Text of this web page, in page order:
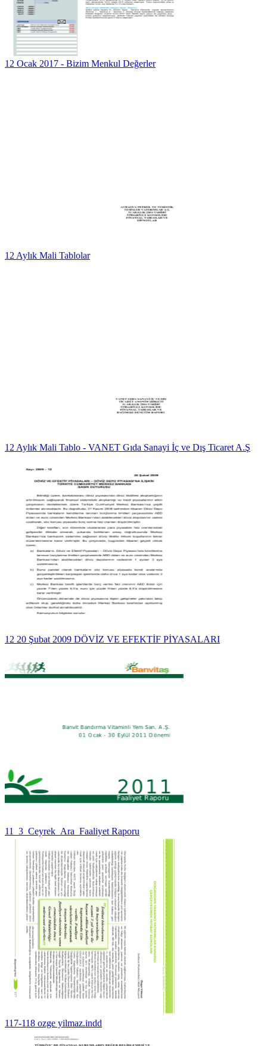
12 Ocak 2017 - Bizim Menkul Değerler
12 Aylık Mali Tablolar
12 Aylık Mali Tablo - VANET Gıda Sanayi İç ve Dış Ticaret A.Ş
12 20 Şubat 2009 DÖVİZ VE EFEKTİF PİYASALARI
11_3_Ceyrek_Ara_Faaliyet Raporu
117-118 ozge yilmaz.indd